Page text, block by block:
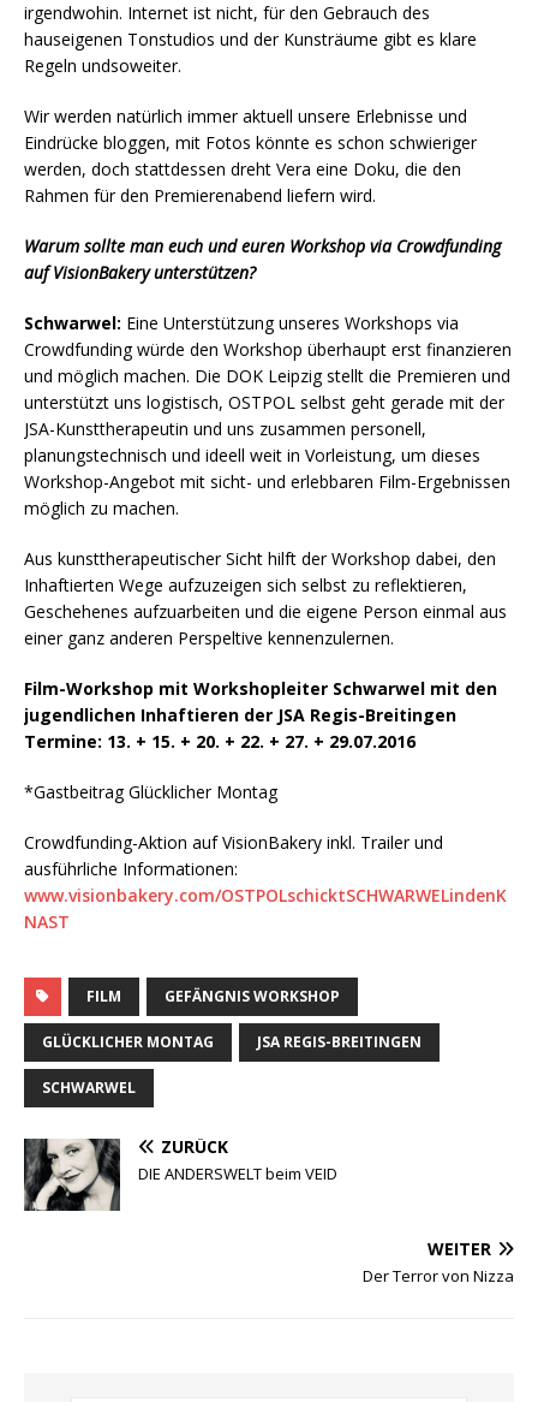
irgendwohin. Internet ist nicht, für den Gebrauch des
hauseigenen Tonstudios und der Kunsträume gibt es klare
Regeln undsoweiter.
Wir werden natürlich immer aktuell unsere Erlebnisse und
Eindrücke bloggen, mit Fotos könnte es schon schwieriger
werden, doch stattdessen dreht Vera eine Doku, die den
Rahmen für den Premierenabend liefern wird.
Warum sollte man euch und euren Workshop via Crowdfunding
auf VisionBakery unterstützen?
Schwarwel: Eine Unterstützung unseres Workshops via
Crowdfunding würde den Workshop überhaupt erst finanzieren
und möglich machen. Die DOK Leipzig stellt die Premieren und
unterstützt uns logistisch, OSTPOL selbst geht gerade mit der
JSA-Kunsttherapeutin und uns zusammen personell,
planungstechnisch und ideell weit in Vorleistung, um dieses
Workshop-Angebot mit sicht- und erlebbaren Film-Ergebnissen
möglich zu machen.
Aus kunsttherapeutischer Sicht hilft der Workshop dabei, den
Inhaftierten Wege aufzuzeigen sich selbst zu reflektieren,
Geschehenes aufzuarbeiten und die eigene Person einmal aus
einer ganz anderen Perspeltive kennenzulernen.
Film-Workshop mit Workshopleiter Schwarwel mit den
jugendlichen Inhaftieren der JSA Regis-Breitingen
Termine: 13. + 15. + 20. + 22. + 27. + 29.07.2016
*Gastbeitrag Glücklicher Montag
Crowdfunding-Aktion auf VisionBakery inkl. Trailer und
ausführliche Informationen:
www.visionbakery.com/OSTPOLschicktSCHWARWELindenK
NAST
FILM GEFÄNGNIS WORKSHOP
GLÜCKLICHER MONTAG JSA REGIS-BREITINGEN
SCHWARWEL
ZURÜCK
DIE ANDERSWELT beim VEID
WEITER
Der Terror von Nizza